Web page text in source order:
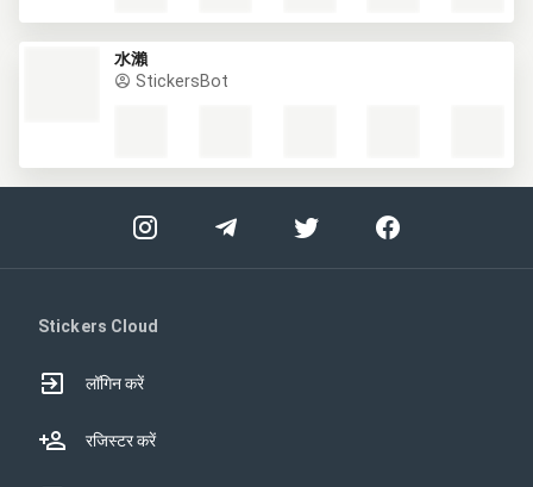
水瀨
StickersBot
Stickers Cloud
लॉगिन करें
रजिस्टर करें